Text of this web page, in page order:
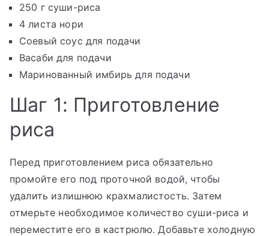
250 г суши-риса
4 листа нори
Соевый соус для подачи
Васаби для подачи
Маринованный имбирь для подачи
Шаг 1: Приготовление
риса
Перед приготовлением риса обязательно
промойте его под проточной водой, чтобы
удалить излишнюю крахмалистость. Затем
отмерьте необходимое количество суши-риса и
переместите его в кастрюлю. Добавьте холодную